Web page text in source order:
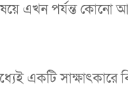
এখন পর্যন্ত কোনো
একটি সাক্ষাৎকারে